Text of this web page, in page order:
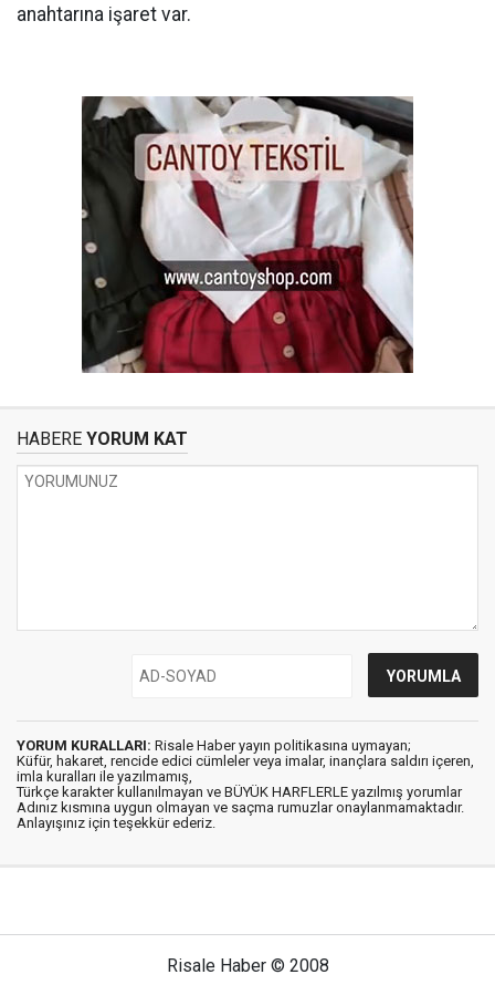
anahtarına işaret var.
HABERE YORUM KAT
YORUM KURALLARI: Risale Haber yayın politikasına uymayan;
Küfür, hakaret, rencide edici cümleler veya imalar, inançlara saldırı içeren,
imla kuralları ile yazılmamış,
Türkçe karakter kullanılmayan ve BÜYÜK HARFLERLE yazılmış yorumlar
Adınız kısmına uygun olmayan ve saçma rumuzlar onaylanmamaktadır.
Anlayışınız için teşekkür ederiz.
Risale Haber © 2008